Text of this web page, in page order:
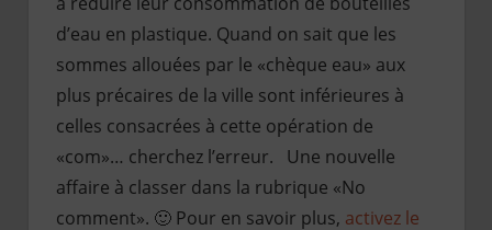
d’eau en plastique. Quand on sait que les
sommes allouées par le «chèque eau» aux
plus précaires de la ville sont inférieures à
celles consacrées à cette opération de
«com»… cherchez l’erreur. Une nouvelle
affaire à classer dans la rubrique «No
comment». 🙂 Pour en savoir plus, activez le